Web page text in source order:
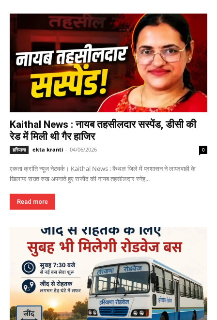
Kaithal News : नायब तहसीलदार सस्पेंड, डीसी की
रेड में मिली थी गैर हाजिर
हरियाणा ekta kranti - 04/06/2026 0
एकता क्रांति न्यूज नेटवर्क। Kaithal News : कैथल जिले में प्रशासन ने लापरवाही के
खिलाफ सख्त रुख अपनाते हुए राजौंद की नायब तहसीलदार स्नेह...
Read more